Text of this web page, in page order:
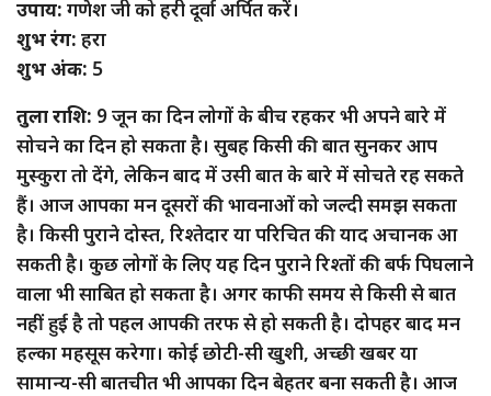
उपाय: गणेश जी को हरी दूर्वा अर्पित करें।
शुभ रंग: हरा
शुभ अंक: 5
तुला राशि: 9 जून का दिन लोगों के बीच रहकर भी अपने बारे में
सोचने का दिन हो सकता है। सुबह किसी की बात सुनकर आप
मुस्कुरा तो देंगे, लेकिन बाद में उसी बात के बारे में सोचते रह सकते
हैं। आज आपका मन दूसरों की भावनाओं को जल्दी समझ सकता
है। किसी पुराने दोस्त, रिश्तेदार या परिचित की याद अचानक आ
सकती है। कुछ लोगों के लिए यह दिन पुराने रिश्तों की बर्फ पिघलाने
वाला भी साबित हो सकता है। अगर काफी समय से किसी से बात
नहीं हुई है तो पहल आपकी तरफ से हो सकती है। दोपहर बाद मन
हल्का महसूस करेगा। कोई छोटी-सी खुशी, अच्छी खबर या
सामान्य-सी बातचीत भी आपका दिन बेहतर बना सकती है। आज